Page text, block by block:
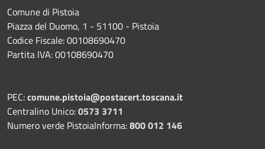
Comune di Pistoia
Piazza del Duomo, 1 - 51100 - Pistoia
Codice Fiscale: 00108690470
Partita IVA: 00108690470
PEC:comune.pistoia@postacert.toscana.it
Centralino Unico:0573 3711
Numero verde PistoiaInforma:800 012 146